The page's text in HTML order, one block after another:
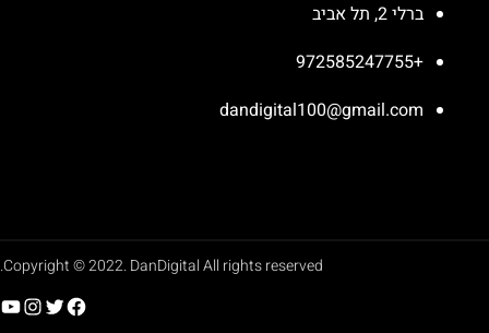
ברלי 2, תל אביב
+972585247755
dandigital100@gmail.com
Copyright © 2022. DanDigital All rights reserved.
Facebook
Twitter
Instagram
YouTube